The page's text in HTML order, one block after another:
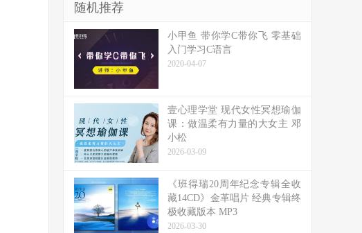
随机推荐
小甲鱼 带你学C带你飞 零基础
入门学习C语言
2020-04-07
壹心理学堂 现代女性冥想瑜伽
课：做温柔有力量的大女主 邓
小松
2026-03-09
《班得瑞20周年纪念专辑全收
藏14CD》金革唱片 经典专辑终
极收藏版本 MP3
2026-03-30